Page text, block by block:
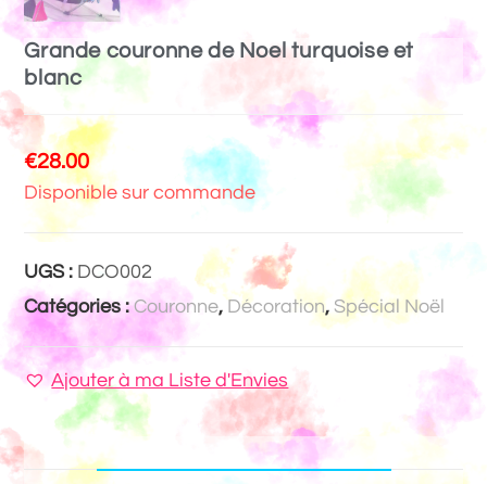
Grande couronne de Noel turquoise et
blanc
€28.00
Disponible sur commande
UGS : DCO002
Catégories :Couronne, Décoration, Spécial Noël
Ajouter à ma Liste d'Envies